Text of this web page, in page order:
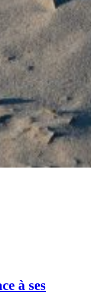
à ses